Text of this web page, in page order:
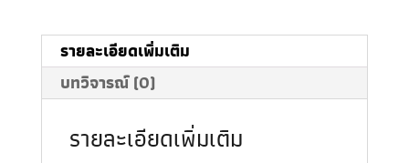
รายละเอียดเพิ่มเติม
บทวิจารณ์ (0)
รายละเอียดเพิ่มเติม